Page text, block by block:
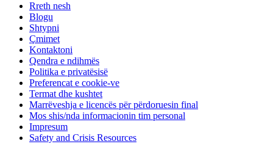
Rreth nesh
Blogu
Shtypni
Çmimet
Kontaktoni
Qendra e ndihmës
Politika e privatësisë
Preferencat e cookie-ve
Termat dhe kushtet
Marrëveshja e licencës për përdoruesin final
Mos shis/nda informacionin tim personal
Impresum
Safety and Crisis Resources